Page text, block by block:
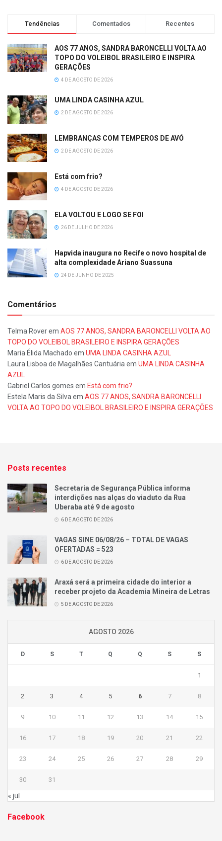
Tendências Comentados Recentes
AOS 77 ANOS, SANDRA BARONCELLI VOLTA AO
TOPO DO VOLEIBOL BRASILEIRO E INSPIRA
GERAÇÕES
4 DE AGOSTO DE 2026
UMA LINDA CASINHA AZUL
2 DE AGOSTO DE 2026
LEMBRANÇAS COM TEMPEROS DE AVÓ
2 DE AGOSTO DE 2026
Está com frio?
4 DE AGOSTO DE 2026
ELA VOLTOU E LOGO SE FOI
26 DE JULHO DE 2026
Hapvida inaugura no Recife o novo hospital de
alta complexidade Ariano Suassuna
24 DE JUNHO DE 2025
Comentários
Telma Roverem AOS 77 ANOS, SANDRA BARONCELLI VOLTA AO
TOPO DO VOLEIBOL BRASILEIRO E INSPIRA GERAÇÕES
Maria Élida Machado em UMA LINDA CASINHA AZUL
Laura Lisboa de Magalhães Cantuáriaem UMA LINDA CASINHA
AZUL
Gabriel Carlos gomes em Está com frio?
Estela Maris da Silvaem AOS 77 ANOS, SANDRA BARONCELLI
VOLTA AO TOPO DO VOLEIBOL BRASILEIRO E INSPIRA GERAÇÕES
Posts recentes
Secretaria de Segurança Pública informa
interdições nas alças do viaduto da Rua
Uberaba até 9 de agosto
6 DE AGOSTO DE 2026
VAGAS SINE 06/08/26 – TOTAL DE VAGAS
OFERTADAS = 523
6 DE AGOSTO DE 2026
Araxá será a primeira cidade do interior a
receber projeto da Academia Mineira de Letras
5 DE AGOSTO DE 2026
AGOSTO 2026
D S T Q Q S S
1
2 3 4 5 6 7 8
9 10 11 12 13 14 15
16 17 18 19 20 21 22
23 24 25 26 27 28 29
30 31
« jul
Facebook